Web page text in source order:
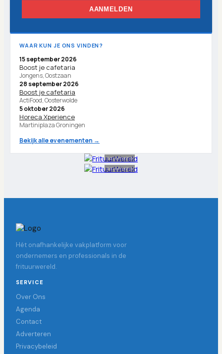
AANMELDEN
WAAR KUN JE ONS VINDEN?
15 september 2026
Boost je cafetaria
Jongens, Oostzaan
28 september 2026
Boost je cafetaria
ActiFood, Oosterwolde
5 oktober 2026
Horeca Xperience
Martiniplaza Groningen
Bekijk alle evenementen →
Advertentie
Advertentie
Hét onafhankelijke vakplatform voor
ondernemers en professionals in de
frituurwereld.
SERVICE
Over Ons
Agenda
Contact
Adverteren
Privacybeleid